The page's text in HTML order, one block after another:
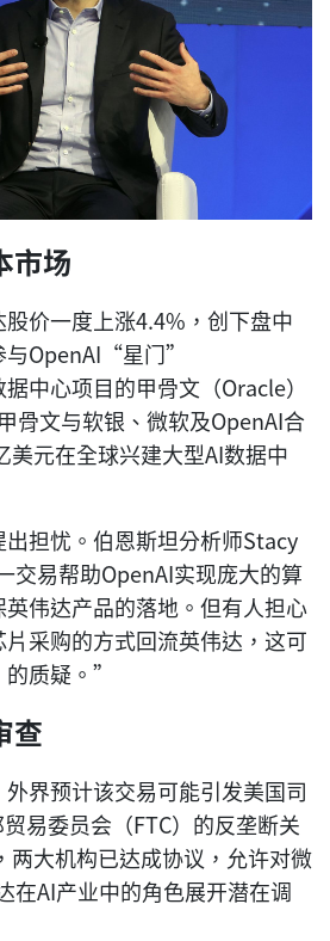
市场
价一度上涨4.4%，创下盘中
与OpenAI“星门”
中心项目的甲骨文（Oracle）
骨文与软银、微软及OpenAI合
美元在全球兴建大型AI数据中
担忧。伯恩斯坦分析师Stacy
交易帮助OpenAI实现庞大的算
伟达产品的落地。但有人担心
采购的方式回流英伟达，这可
质疑。”
查
界预计该交易可能引发美国司
易委员会（FTC）的反垄断关
两大机构已达成协议，允许对微
在AI产业中的角色展开潜在调